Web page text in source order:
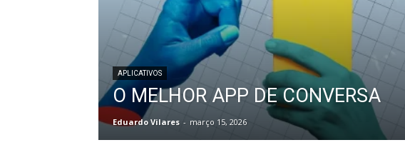
APLICATIVOS
O MELHOR APP DE CONVERSA
Eduardo Vilares - março 15, 2026